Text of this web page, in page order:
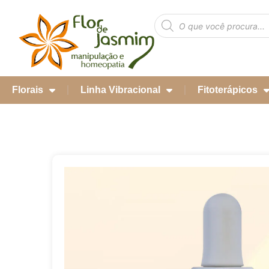
Florais Linha Vibracional Fitoterápicos